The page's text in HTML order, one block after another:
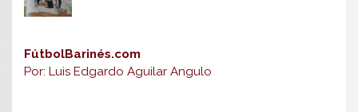
FútbolBarinés.com
Por: Luis Edgardo Aguilar Angulo